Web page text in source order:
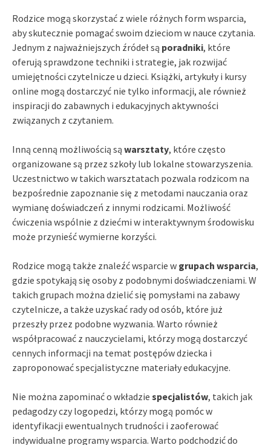
Rodzice mogą skorzystać z wiele różnych form wsparcia,
aby skutecznie pomagać swoim dzieciom w nauce czytania.
Jednym z najważniejszych źródeł są poradniki, które
oferują sprawdzone techniki i strategie, jak rozwijać
umiejętności czytelnicze u dzieci. Książki, artykuły i kursy
online mogą dostarczyć nie tylko informacji, ale również
inspiracji do zabawnych i edukacyjnych aktywności
związanych z czytaniem.
Inną cenną możliwością są warsztaty, które często
organizowane są przez szkoły lub lokalne stowarzyszenia.
Uczestnictwo w takich warsztatach pozwala rodzicom na
bezpośrednie zapoznanie się z metodami nauczania oraz
wymianę doświadczeń z innymi rodzicami. Możliwość
ćwiczenia wspólnie z dziećmi w interaktywnym środowisku
może przynieść wymierne korzyści.
Rodzice mogą także znaleźć wsparcie w grupach wsparcia,
gdzie spotykają się osoby z podobnymi doświadczeniami. W
takich grupach można dzielić się pomysłami na zabawy
czytelnicze, a także uzyskać rady od osób, które już
przeszły przez podobne wyzwania. Warto również
współpracować z nauczycielami, którzy mogą dostarczyć
cennych informacji na temat postępów dziecka i
zaproponować specjalistyczne materiały edukacyjne.
Nie można zapominać o wkładzie specjalistów, takich jak
pedagodzy czy logopedzi, którzy mogą pomóc w
identyfikacji ewentualnych trudności i zaoferować
indywidualne programy wsparcia. Warto podchodzić do